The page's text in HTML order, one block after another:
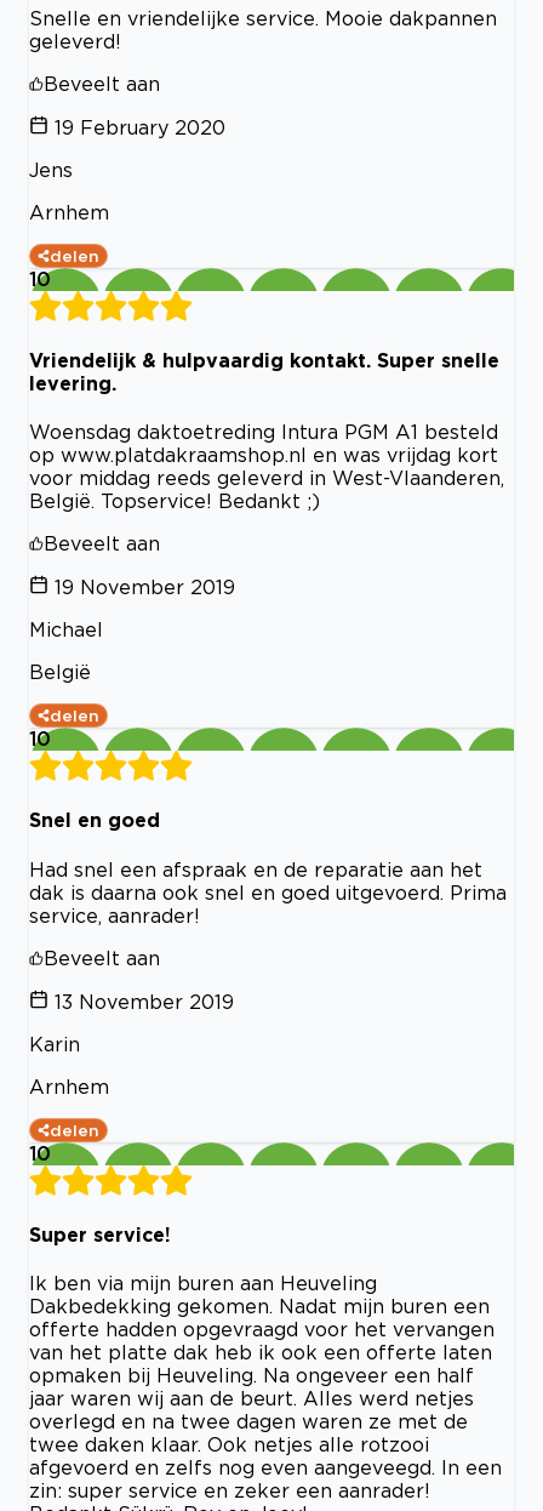
Snelle en vriendelijke service. Mooie dakpannen
geleverd!
Beveelt aan
19 February 2020
Jens
Arnhem
delen
10
Vriendelijk & hulpvaardig kontakt. Super snelle
levering.
Woensdag daktoetreding Intura PGM A1 besteld
op www.platdakraamshop.nl en was vrijdag kort
voor middag reeds geleverd in West-Vlaanderen,
België. Topservice! Bedankt ;)
Beveelt aan
19 November 2019
Michael
België
delen
10
Snel en goed
Had snel een afspraak en de reparatie aan het
dak is daarna ook snel en goed uitgevoerd. Prima
service, aanrader!
Beveelt aan
13 November 2019
Karin
Arnhem
delen
10
Super service!
Ik ben via mijn buren aan Heuveling
Dakbedekking gekomen. Nadat mijn buren een
offerte hadden opgevraagd voor het vervangen
van het platte dak heb ik ook een offerte laten
opmaken bij Heuveling. Na ongeveer een half
jaar waren wij aan de beurt. Alles werd netjes
overlegd en na twee dagen waren ze met de
twee daken klaar. Ook netjes alle rotzooi
afgevoerd en zelfs nog even aangeveegd. In een
zin: super service en zeker een aanrader!